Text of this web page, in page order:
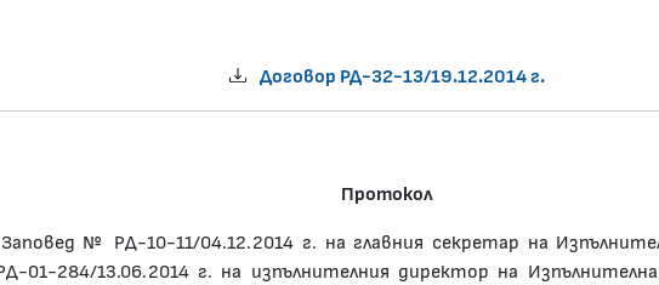
Договор РД-32-13/19.12.2014 г.
Протокол
№ РД-10-11/04.12.2014 г. на главния секретар на
284/13.06.2014 г. на изпълнителния директор на